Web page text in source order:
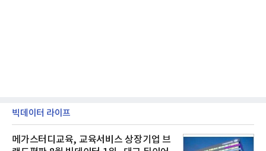
빅데이터 라이프
메가스터디교육, 교육서비스 상장기업 브